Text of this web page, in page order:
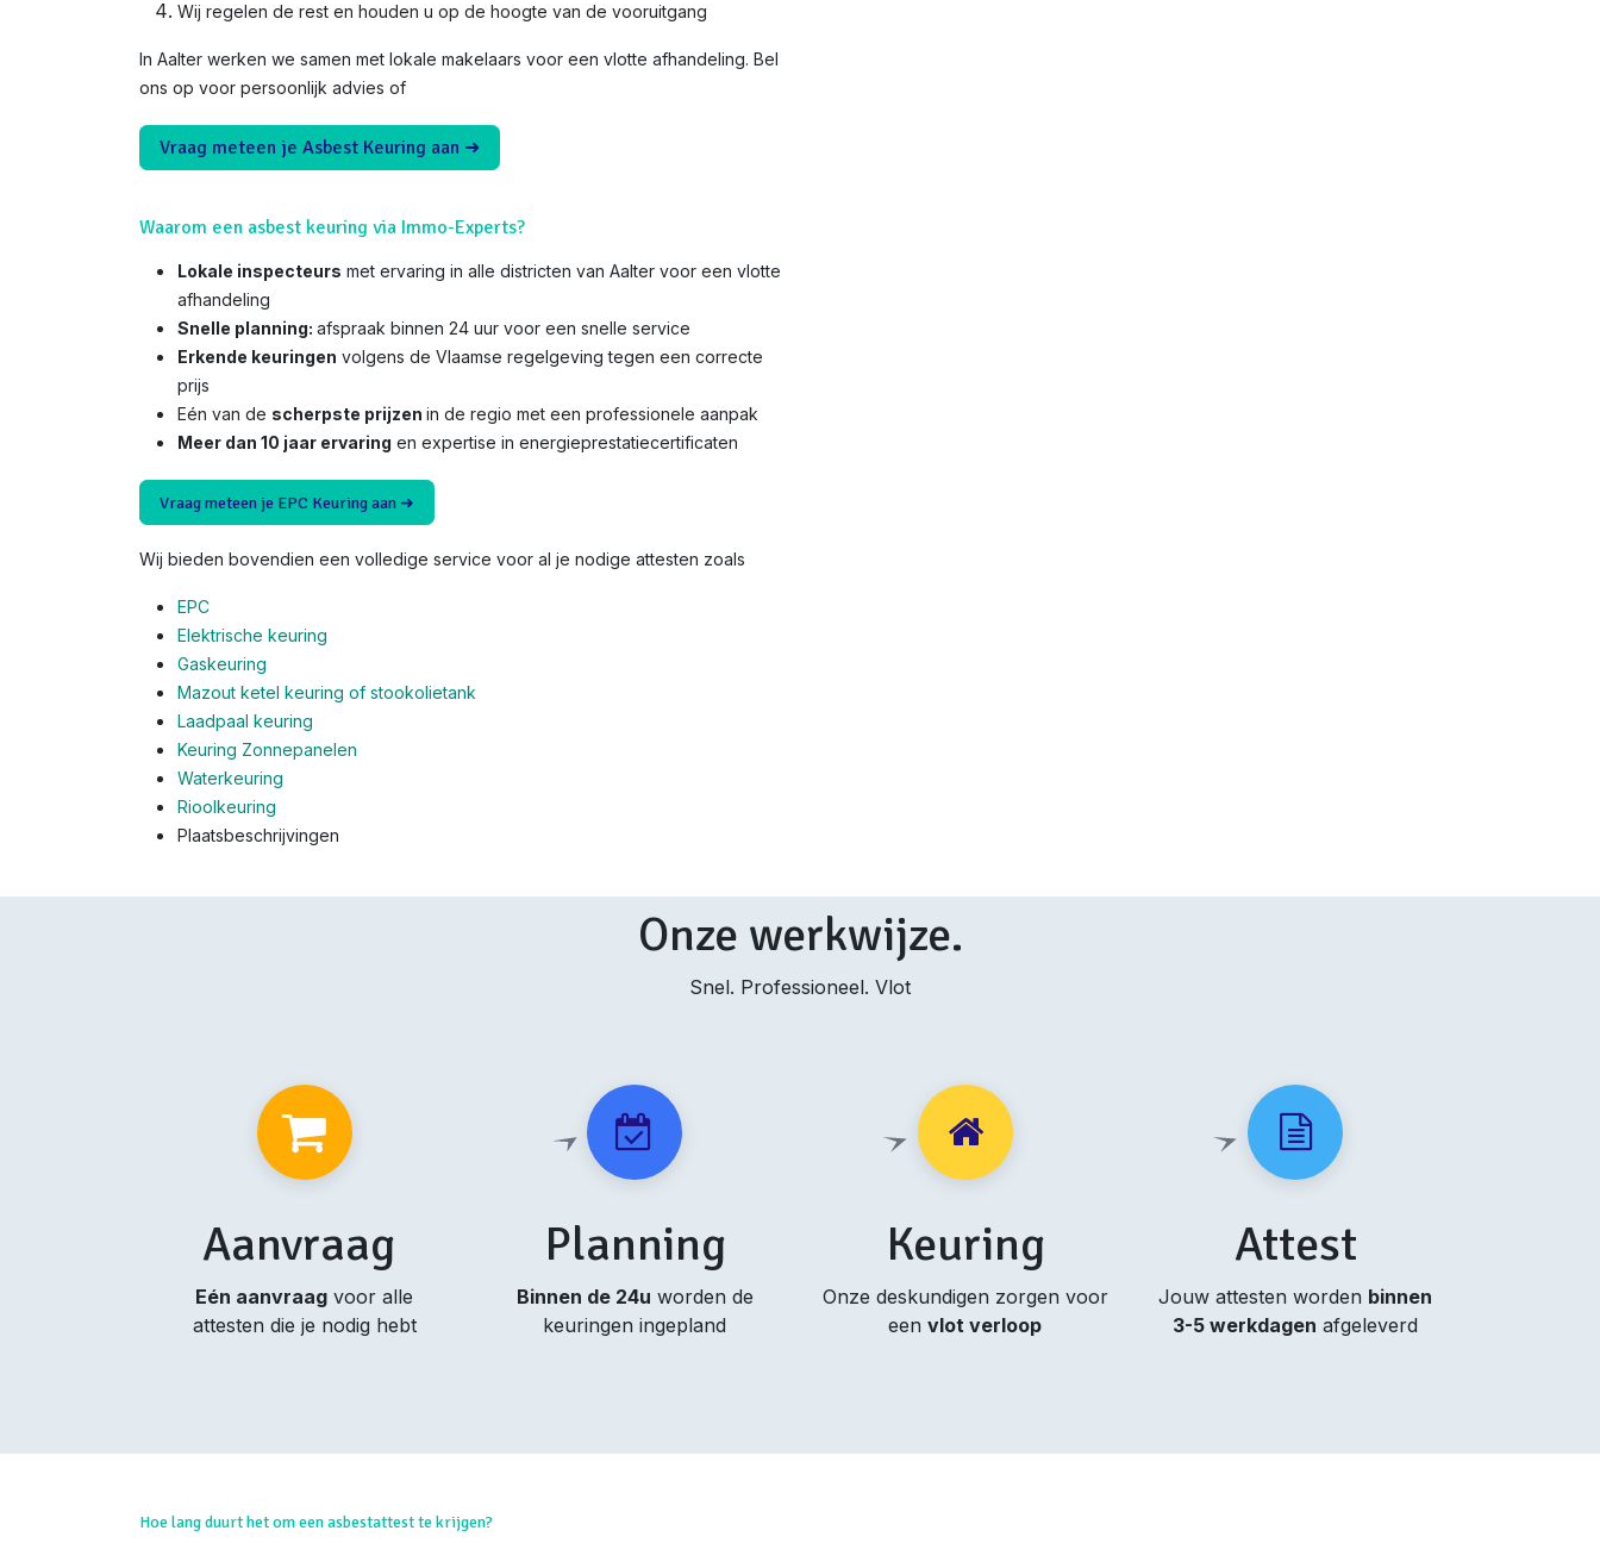
Wij regelen de rest en houden u op de hoogte van de vooruitgang
In Aalter werken we samen met lokale makelaars voor een vlotte afhandeling. Bel
ons op voor persoonlijk advies of
Vraag meteen je Asbest Keuring aan ➜
Waarom een asbest keuring via Immo-Experts?
Lokale inspecteurs met ervaring in alle districten van Aalter voor een vlotte
afhandeling
Snelle planning: afspraak binnen 24 uur voor een snelle service
Erkende keuringen volgens de Vlaamse regelgeving tegen een correcte
prijs
Eén van de scherpste prijzen in de regio met een professionele aanpak
Meer dan 10 jaar ervaring en expertise in energieprestatiecertificaten
Vraag meteen je EPC Keuring aan ➜
Wij bieden bovendien een volledige service voor al je nodige attesten zoals
EPC
Elektrische keuring
Gaskeuring
Mazout ketel keuring of stookolietank
Laadpaal keuring
Keuring Zonnepanelen
Waterkeuring
Rioolkeuring
Plaatsbeschrijvingen
Onze werkwijze.
Snel. Professioneel. Vlot
Aanvraag
Eén aanvraag voor alle
attesten die je nodig hebt
Planning
Binnen de 24u worden de
keuringen ingepland
Keuring
Onze deskundigen zorgen voor
eenvlot verloop
Attest
Jouw attesten worden binnen
3-5 werkdagen afgeleverd
Hoe lang duurt het om een asbestattest te krijgen?